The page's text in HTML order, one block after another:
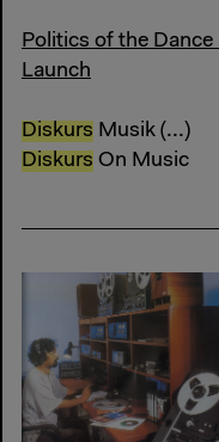
Politics of the
Launch
Diskurs Musik (...)
Diskurs On Music